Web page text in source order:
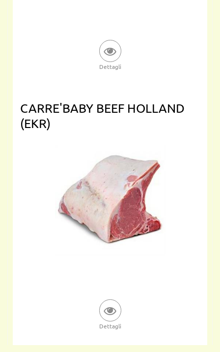
Dettagli
CARRE'BABY BEEF HOLLAND
(EKR)
Dettagli